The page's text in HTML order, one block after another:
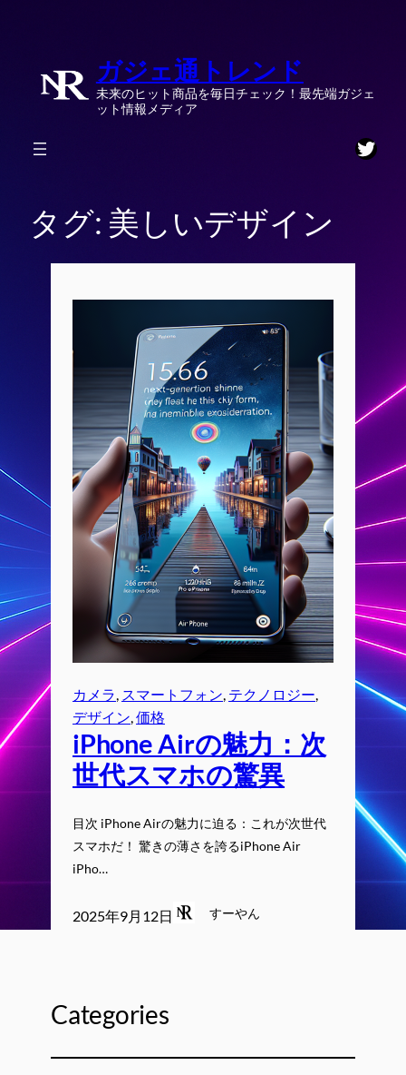
ガジェ通トレンド
未来のヒット商品を毎日チェック！最先端ガジェ
ット情報メディア
タグ: 美しいデザイン
カメラ, スマートフォン, テクノロジー
デザイン, 価格
iPhone Airの魅力：次
世代スマホの驚異
目次 iPhone Airの魅力に迫る：これが次世代
スマホだ！ 驚きの薄さを誇るiPhone Air
iPho…
2025年9月12日 すーやん
Categories